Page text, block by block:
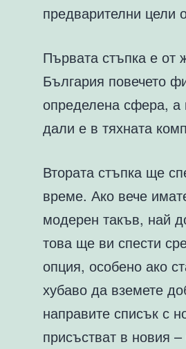
предварителни цели
Първата стъпка е от
България повечето
определена сфера, а
дали е в тяхната
Втората стъпка ще
време. Ако вече
модерен такъв, най
това ще ви спести
опция, особено ако
хубаво да вземете
направите списък с
присъстват в новия